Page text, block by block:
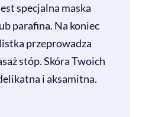
specjalna maska
parafina. Na koniec
przeprowadza
stóp. Skóra Twoich
i aksamitna.